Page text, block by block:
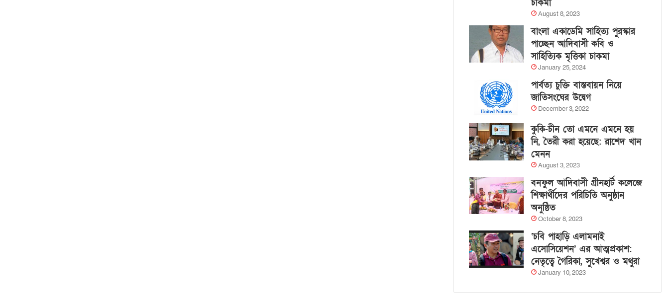
চাকমা
August 8, 2023
বাংলা একাডেমি সাহিত্য পুরস্কার
পাচ্ছেন আদিবাসী কবি ও
সাহিত্যিক মৃত্তিকা চাকমা
January 25, 2024
পার্বত্য চুক্তি বাস্তবায়ন নিয়ে
জাতিসংঘের উদ্বেগ
December 3, 2022
কুকি-চীন তো এমনে এমনে হয়
নি, তৈরী করা হয়েছে: রাশেদ খান
মেনন
August 3, 2023
বনফুল আদিবাসী গ্রীনহার্ট কলেজে
শিক্ষার্থীদের পরিচিতি অনুষ্ঠান
অনুষ্ঠিত
October 8, 2023
‘চবি পাহাড়ি এলামনাই
এসোসিয়েশন’ এর আত্মপ্রকাশ:
নেতৃত্বে গৈরিকা, সুখেশ্বর ও মথুরা
January 10, 2023